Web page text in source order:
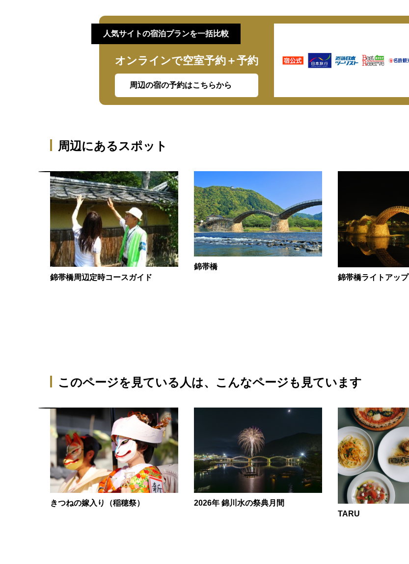
人気サイトの宿泊プランを一括比較
オンラインで空室予約＋予約
周辺の宿の予約はこちらから
周辺にあるスポット
錦帯橋周辺定時コースガイド
錦帯橋
錦帯橋ライトアップ
このページを見ている人は、 こんなページも見ています
きつねの嫁入り（稲穂祭）
2026年 錦川水の祭典月間
TARU